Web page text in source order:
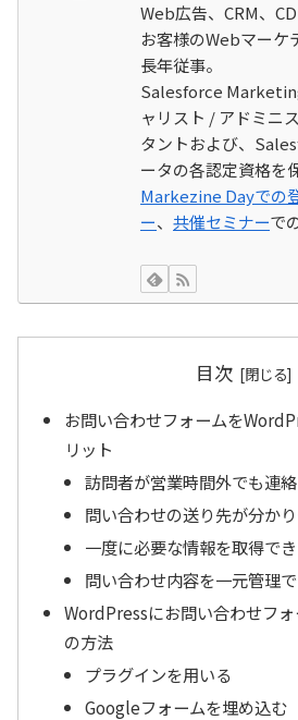
Web広告、CRM、
お客様のWebマーケ
長年従事。
Salesforce
ャリスト / アドミニ
タントおよび、
ータの各認定資格を
Markezine Dayでの
ー、共催セミナーで
目次
お問い合わせフォームを
リット
訪問者が営業時間外でも連
問い合わせの送り先が分か
一度に必要な情報を取得で
問い合わせ内容を一元管理
WordPressにお問い合わせフ
の方法
プラグインを用いる
Googleフォームを埋め込む